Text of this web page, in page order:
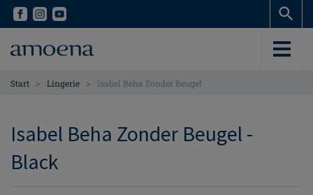
Skip
content
Skip
content
Start > Lingerie > Isabel Beha Zonder Beugel
Isabel Beha Zonder Beugel -
Black